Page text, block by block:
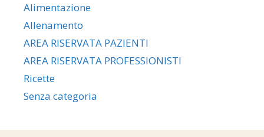
Alimentazione
Allenamento
AREA RISERVATA PAZIENTI
AREA RISERVATA PROFESSIONISTI
Ricette
Senza categoria